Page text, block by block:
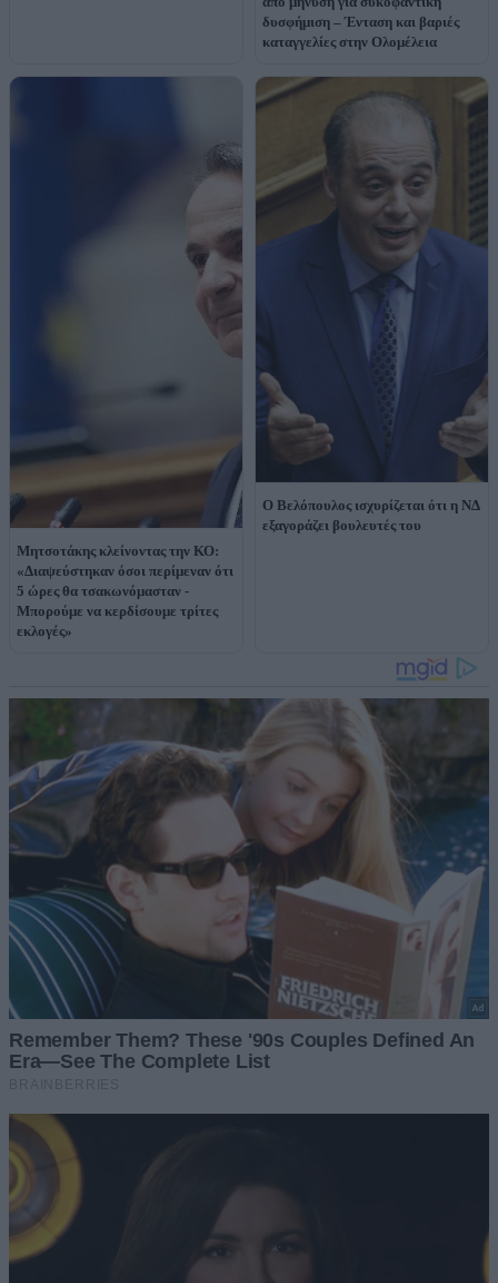
δυσφήμιση – Ένταση και βαριές
καταγγελίες στην Ολομέλεια
Μητσοτάκης κλείνοντας την ΚΟ:
«Διαψεύστηκαν όσοι περίμεναν ότι
5 ώρες θα τσακωνόμασταν -
Μπορούμε να κερδίσουμε τρίτες
εκλογές»
Ο Βελόπουλος ισχυρίζεται ότι η ΝΔ
εξαγοράζει βουλευτές του